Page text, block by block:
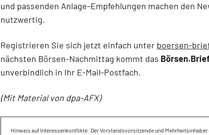
und passenden Anlage-Empfehlungen machen den
nutzwertig.
Registrieren Sie sich jetzt einfach unter boersen-
nächsten Börsen-Nachmittag kommt das
unverbindlich in Ihr E-Mail-Postfach.
(Mit Material von dpa-AFX)
Hinweis auf Interessenkonflikte: Der Vorstandsvorsitzende und Mehrheitsinhaber